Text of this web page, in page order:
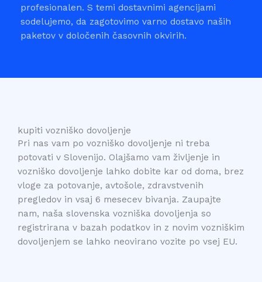
profesionalen. S temi dostavnimi agencijami
sodelujemo, da zagotovimo varno dostavo naših
paketov v določenih časovnih okvirih.
kupiti vozniško dovoljenje
Pri nas vam po vozniško dovoljenje ni treba
potovati v Slovenijo. Olajšamo vam življenje in
vozniško dovoljenje lahko dobite kar od doma, brez
vloge za potovanje, avtošole, zdravstvenih
pregledov in vsaj 6 mesecev bivanja. Zaupajte
nam, naša slovenska vozniška dovoljenja so
registrirana v bazah podatkov in z novim vozniškim
dovoljenjem se lahko neovirano vozite po vsej EU.